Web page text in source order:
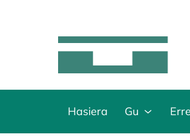
Hasiera Gu